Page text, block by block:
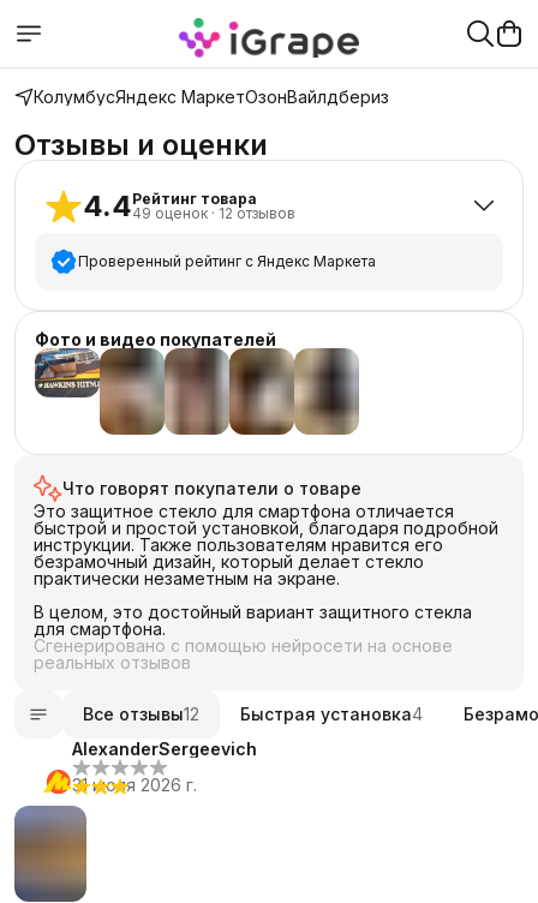
КолумбусЯндекс МаркетОзонВайлдбериз
Отзывы и оценки
4.4Рейтинг товара
49 оценок · 12 отзывов
Проверенный рейтинг с Яндекс Маркета
5 звёзд
40
4 звезды
3 звезды
звезды
Фото и видео покупателей
Что говорят покупатели о товаре
Это защитное стекло для смартфона отличается
быстрой и простой установкой, благодаря подробной
инструкции. Также пользователям нравится его
безрамочный дизайн, который делает стекло
практически незаметным на экране.
В целом, это достойный вариант защитного стекла
для смартфона.
Сгенерировано с помощью нейросети на основе
реальных отзывов
Все отзывы12 Быстрая установка4
AlexanderSergeevich
31 июля 2026 г.